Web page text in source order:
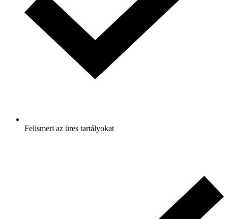
Felismeri az üres tartályokat